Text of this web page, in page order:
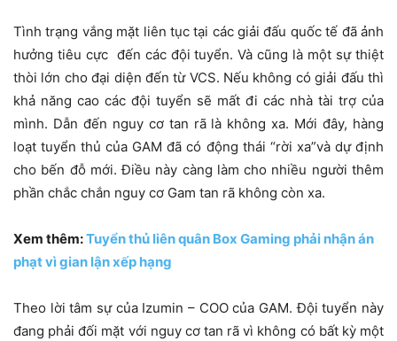
Tình trạng vắng mặt liên tục tại các giải đấu quốc tế đã ảnh
hưởng tiêu cực đến các đội tuyển. Và cũng là một sự thiệt
thòi lớn cho đại diện đến từ VCS. Nếu không có giải đấu thì
khả năng cao các đội tuyển sẽ mất đi các nhà tài trợ của
mình. Dẫn đến nguy cơ tan rã là không xa. Mới đây, hàng
loạt tuyển thủ của GAM đã có động thái “rời xa”và dự định
cho bến đỗ mới. Điều này càng làm cho nhiều người thêm
phần chắc chắn nguy cơ Gam tan rã không còn xa.
Xem thêm:Tuyển thủ liên quân Box Gaming phải nhận án
phạt vì gian lận xếp hạng
Theo lời tâm sự của Izumin – COO của GAM. Đội tuyển này
đang phải đối mặt với nguy cơ tan rã vì không có bất kỳ một